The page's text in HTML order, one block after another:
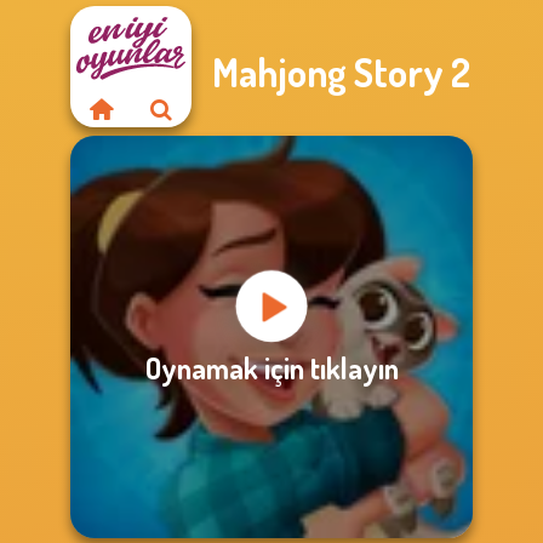
Mahjong Story 2
Oynamak için tıklayın